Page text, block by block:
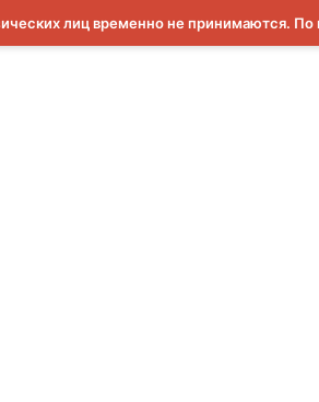
лиц временно не принимаются.